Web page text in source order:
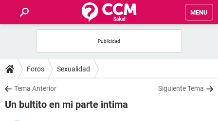
MENU
FORUMS
SALUD
Foros Sexualidad
Tema Anterior Siguiente Tema
Un bultito en mi parte intima